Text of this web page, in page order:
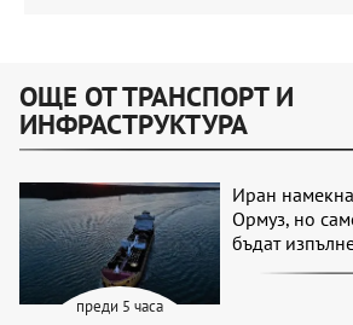
ОЩЕ ОТ ТРАНСПОРТ И
ИНФРАСТРУКТУРА
преди 5 часа
Иран
Ормуз, но
бъдат